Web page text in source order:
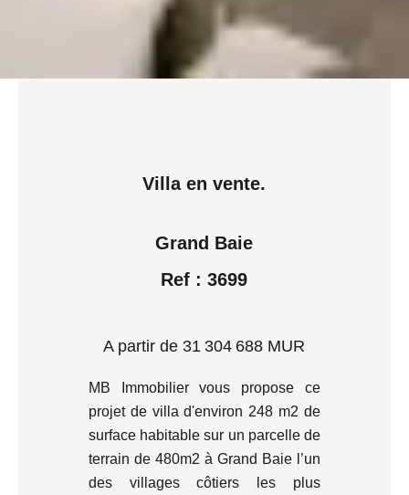
Villa en vente.
Grand Baie
Ref : 3699
A partir de 31 304 688 MUR
MB Immobilier vous propose ce
projet de villa d'environ 248 m2 de
surface habitable sur un parcelle de
terrain de 480m2 à Grand Baie l’un
des villages côtiers les plus